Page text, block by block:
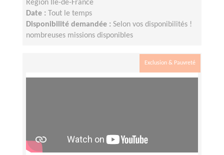
Région Île-de-France
Date :
Tout le temps
Disponibilité demandée : Selon vos disponibilités !
nombreuses missions disponibles
Exclusion & Pauvreté